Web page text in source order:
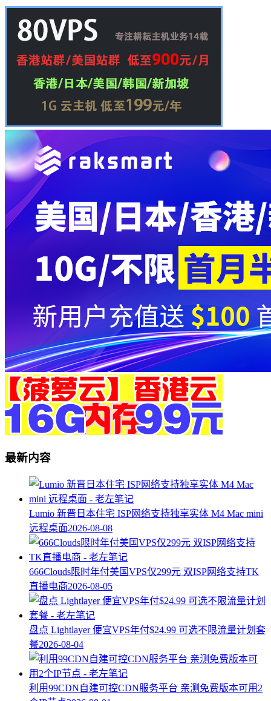
最新内容
Lumio 新晋日本住宅 ISP网络支持独享实体 M4 Mac mini
远程桌面2026-08-08
666Clouds限时年付美国VPS仅299元 双ISP网络支持TK
直播电商2026-08-05
盘点 Lightlayer 便宜VPS年付$24.99 可选不限流量计划套
餐2026-08-04
利用99CDN自建可控CDN服务平台 亲测免费版本可用2